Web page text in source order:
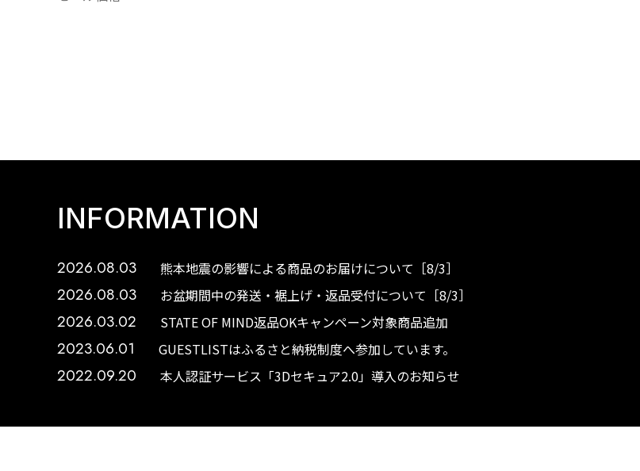
INFORMATION
2026.08.03 熊本地震の影響による商品のお届けについて［8/3］
2026.08.03 お盆期間中の発送・裾上げ・返品受付について［8/3］
2026.03.02 STATE OF MIND返品OKキャンペーン対象商品追加
2023.06.01 GUESTLISTはふるさと納税制度へ参加しています。
2022.09.20 本人認証サービス「3Dセキュア2.0」導入のお知らせ